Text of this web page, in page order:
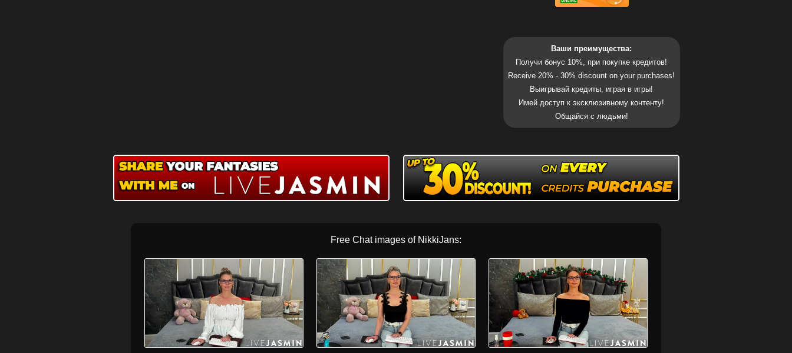
Ваши преимущества:
Получи бонус 10%, при покупке кредитов!
Receive 20% - 30% discount on your purchases!
Выигрывай кредиты, играя в игры!
Имей доступ к эксклюзивному контенту!
Общайся с людьми!
Free Chat images of NikkiJans: